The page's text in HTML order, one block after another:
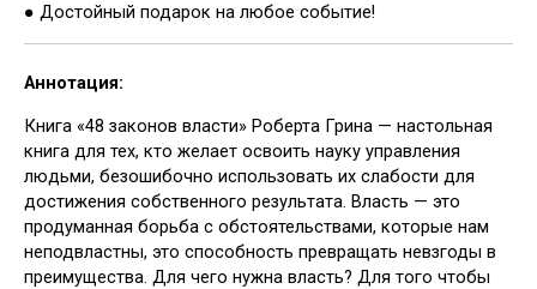
● Достойный подарок на любое событие!
Аннотация:
Книга «48 законов власти» Роберта Грина — настольная
книга для тех, кто желает освоить науку управления
людьми, безошибочно использовать их слабости для
достижения собственного результата. Власть — это
продуманная борьба с обстоятельствами, которые нам
неподвластны, это способность превращать невзгоды в
преимущества. Для чего нужна власть? Для того чтобы